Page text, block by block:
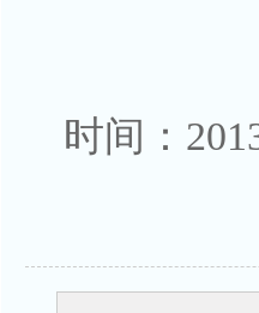
时间：